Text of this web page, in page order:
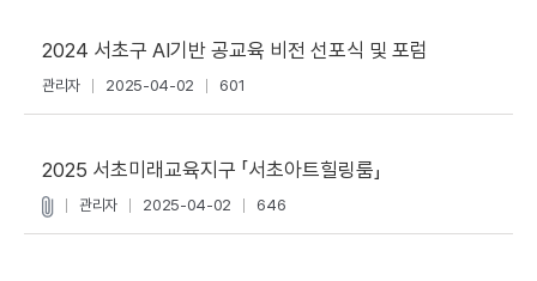
2024 서초구 AI기반 공교육 비전 선포식 및 포럼
관리자 2025-04-02 601
2025 서초미래교육지구 「서초아트힐링룸」
관리자 2025-04-02 646